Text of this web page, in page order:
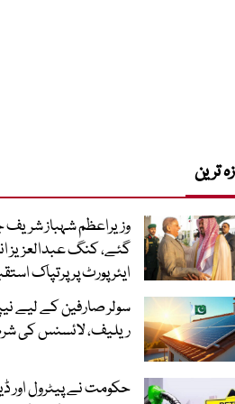
ترین
وزیراعظم شہباز شریف
گئے، کنگ عبدالعزیز
ایئر پورٹ پر پرتپاک
سولر صارفین کے لیے
ریلیف، لائسنس کی
حکومت نے پیٹرول اور